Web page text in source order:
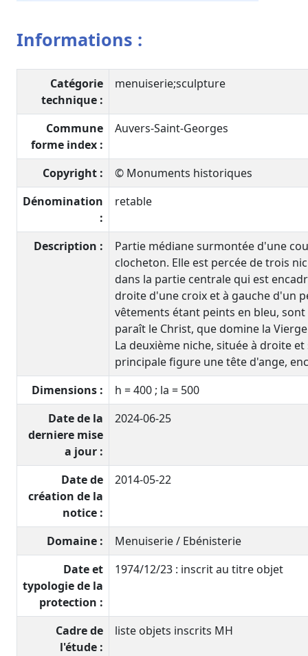
Informations :
Catégorie
technique :
menuiserie;sculpture
Commune
forme index :
Auvers-Saint-Georges
Copyright :
© Monuments historiques
Dénomination
:
retable
Description :
Partie médiane surmontée d'une
clocheton. Elle est percée de trois
dans la partie centrale qui est
droite d'une croix et à gauche d'un
vêtements étant peints en bleu,
paraît le Christ, que domine la
La deuxième niche, située à droite
principale figure une tête d'ange,
Dimensions :
h = 400 ; la = 500
Date de la
derniere mise
a jour :
2024-06-25
Date de
création de la
notice :
2014-05-22
Domaine :
Menuiserie / Ebénisterie
Date et
typologie de la
protection :
1974/12/23 : inscrit au titre objet
Cadre de
l'étude :
liste objets inscrits MH